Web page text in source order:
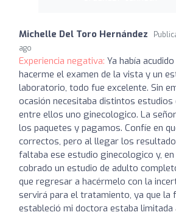
Michelle Del Toro Hernández
ago
Experiencia negativa: Ya había
hacerme el examen de la vista y un
laboratorio, todo fue excelente. Sin
ocasión necesitaba distintos
entre ellos uno ginecologico. La
los paquetes y pagamos. Confíe en
correctos, pero al llegar los
faltaba ese estudio ginecologico y, en
cobrado un estudio de adulto
que regresar a hacérmelo con la
servirá para el tratamiento, ya que la
estableció mi doctora estaba limitada